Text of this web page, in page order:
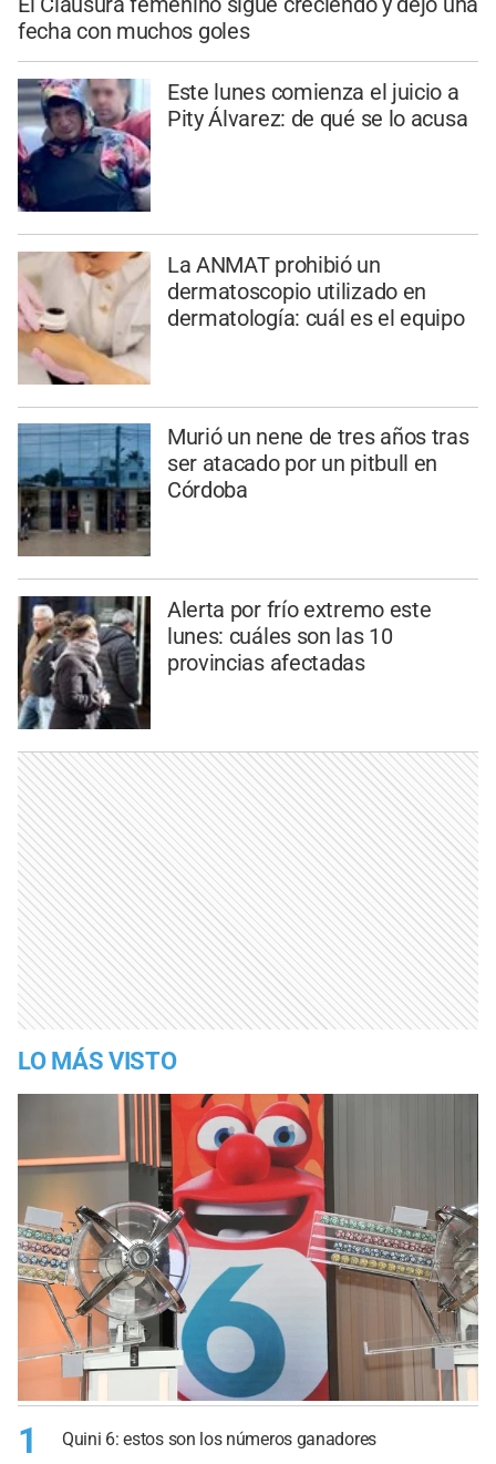
fecha con muchos goles
Este lunes comienza el juicio a
Pity Álvarez: de qué se lo acusa
La ANMAT prohibió un
dermatoscopio utilizado en
dermatología: cuál es el equipo
Murió un nene de tres años tras
ser atacado por un pitbull en
Córdoba
Alerta por frío extremo este
lunes: cuáles son las 10
provincias afectadas
LO MÁS VISTO
1 Quini 6: estos son los números ganadores